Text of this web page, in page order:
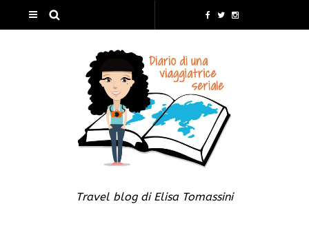
Travel blog di Elisa Tomassini